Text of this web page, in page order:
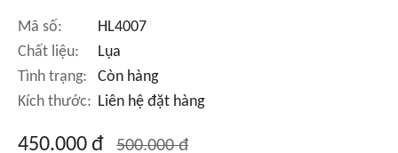
Mã số:
HL4007
Chất liệu:
Lụa
Tình trạng:
Còn hàng
Kích thước: Liên hệ đặt hàng
450.000 đ 500.000 đ